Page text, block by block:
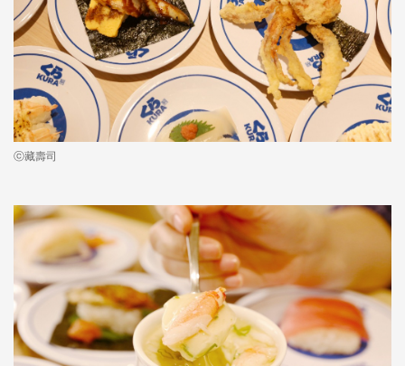
ⓒ藏壽司